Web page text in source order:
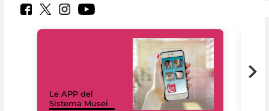
Le APP del
Sistema Musei